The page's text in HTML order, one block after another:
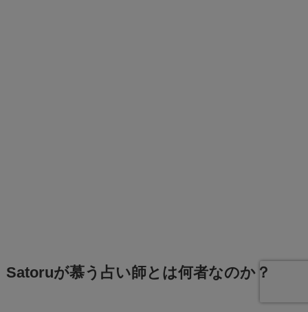
Satoruが慕う占い師とは何者なのか？